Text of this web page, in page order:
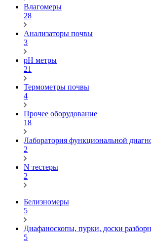
Влагомеры
28
Анализаторы почвы
3
pH метры
21
Термометры почвы
4
Прочее оборудование
18
Лаборатория функциональной
2
N тестеры
2
Белизномеры
5
Диафаноскопы, пурки, доски
5